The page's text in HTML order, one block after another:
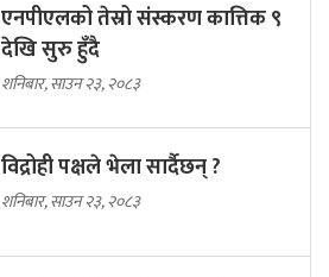
एनपीएलको तेस्रो संस्करण कात्तिक ९
देखि सुरु हुँदै
शनिबार, साउन २३, २०८३
विद्रोही पक्षले भेला सार्दैछन् ?
शनिबार, साउन २३, २०८३